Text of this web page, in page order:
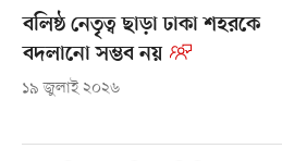
বলিষ্ঠ নেতৃত্ব ছাড়া ঢাকা শহরকে
বদলানো সম্ভব নয়
১৯ জুলাই ২০২৬